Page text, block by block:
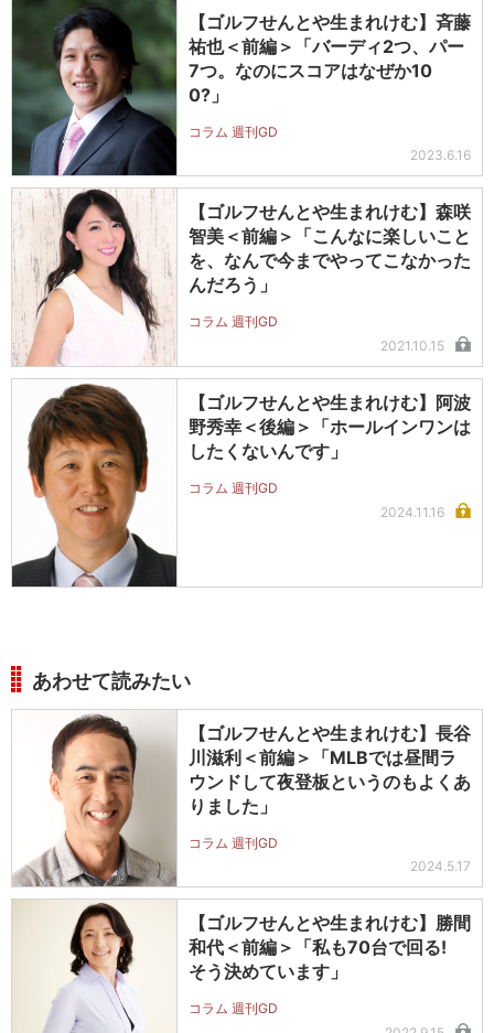
【ゴルフせんとや生まれけむ】斉藤
祐也＜前編＞「バーディ2つ、パー
7つ。なのにスコアはなぜか10
0?」
コラム 週刊GD
2023.6.16
【ゴルフせんとや生まれけむ】森咲
智美＜前編＞「こんなに楽しいこと
を、なんで今までやってこなかった
んだろう」
コラム 週刊GD
2021.10.15
【ゴルフせんとや生まれけむ】阿波
野秀幸＜後編＞「ホールインワンは
したくないんです」
コラム 週刊GD
2024.11.16
あわせて読みたい
【ゴルフせんとや生まれけむ】長谷
川滋利＜前編＞「MLBでは昼間ラ
ウンドして夜登板というのもよくあ
りました」
コラム 週刊GD
2024.5.17
【ゴルフせんとや生まれけむ】勝間
和代＜前編＞「私も70台で回る!
そう決めています」
コラム 週刊GD